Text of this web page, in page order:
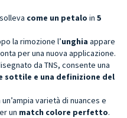
come un petalo in 5
la rimozione l’unghia appare
per una nuova applicazione.
da TNS, consente una
sottile e una definizione del
varietà di nuances e
un match colore perfetto.